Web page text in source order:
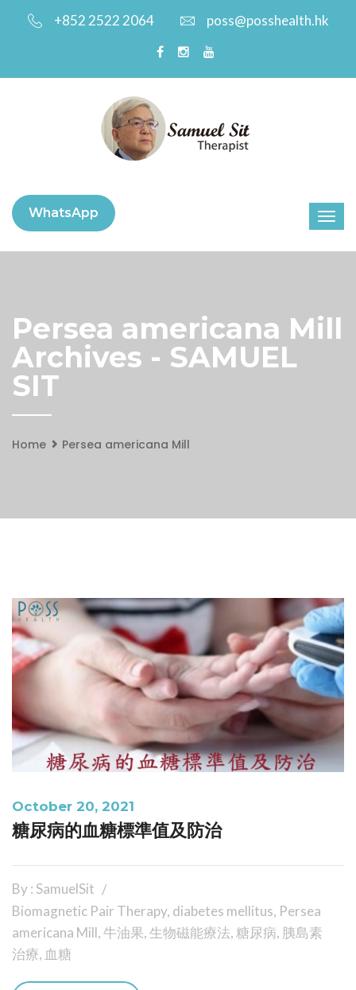
+852 2522 2064 poss@posshealth.hk
WhatsApp
Persea americana Mill
Archives - SAMUEL
SIT
Home Persea americana Mill
October 20, 2021
糖尿病的血糖標準值及防治
By : SamuelSit
Biomagnetic Pair Therapy, diabetes mellitus, Persea
americana Mill,牛油果, 生物磁能療法,糖尿病, 胰島素
治療, 血糖